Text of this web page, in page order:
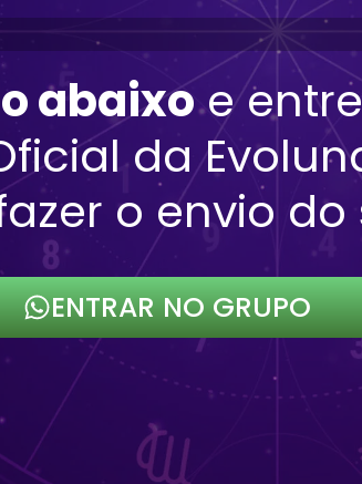
abaixoe
da
o envio do
ENTRAR NO GRUPO